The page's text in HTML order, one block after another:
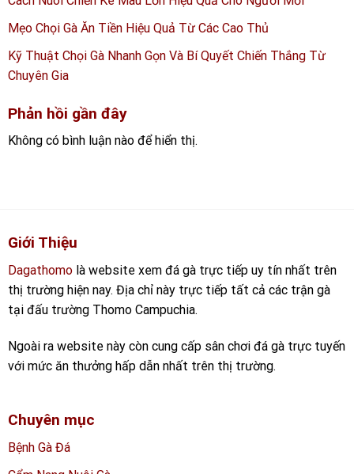
Mẹo Chọi Gà Ăn Tiền Hiệu Quả Từ Các Cao Thủ
Kỹ Thuật Chọi Gà Nhanh Gọn Và Bí Quyết Chiến Thắng Từ
Chuyên Gia
Phản hồi gần đây
Không có bình luận nào để hiển thị.
Giới Thiệu
Dagathomo là website xem đá gà trực tiếp uy tín nhất trên
thị trường hiện nay. Địa chỉ này trực tiếp tất cả các trận gà
tại đấu trường Thomo Campuchia.
Ngoài ra website này còn cung cấp sân chơi đá gà trực tuyến
với mức ăn thưởng hấp dẫn nhất trên thị trường.
Chuyên mục
Bệnh Gà Đá